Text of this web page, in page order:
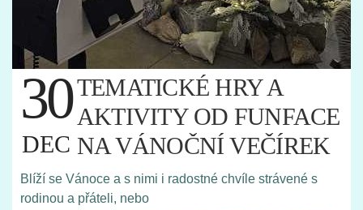
30
DEC
TEMATICKÉ HRY A
AKTIVITY OD FUNFACE
NA VÁNOČNÍ VEČÍREK
Blíží se Vánoce a s nimi i radostné chvíle strávené s
rodinou a přáteli, nebo